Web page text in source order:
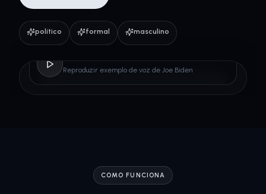
político formal masculino
Reproduzir exemplo de voz de Joe Biden
COMO FUNCIONA